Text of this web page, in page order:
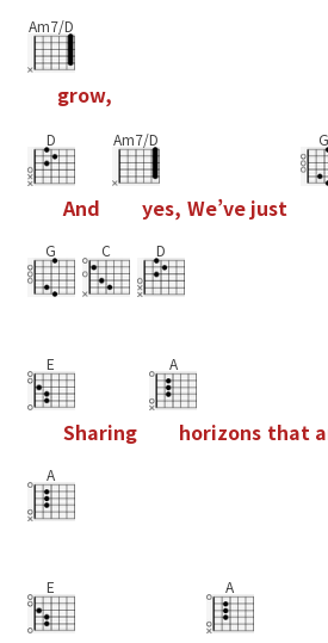
Am7/D
grow,
D
And
Am7/D
yes, We’ve just
G
G C D
E
Sharing
A
horizons that a
A
E A